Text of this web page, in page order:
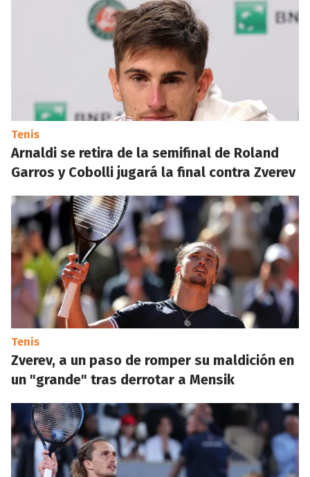
Tenis
Arnaldi se retira de la semifinal de Roland
Garros y Cobolli jugará la final contra Zverev
Tenis
Zverev, a un paso de romper su maldición en
un "grande" tras derrotar a Mensik